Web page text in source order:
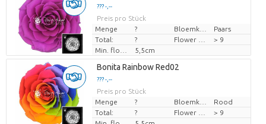
??? -,--
Preis pro Stück
Menge
?
Paars
Total:
?
> 9
5,5cm
Bonita Rainbow Red02
??? -,--
Preis pro Stück
Menge
?
Rood
Total:
?
> 9